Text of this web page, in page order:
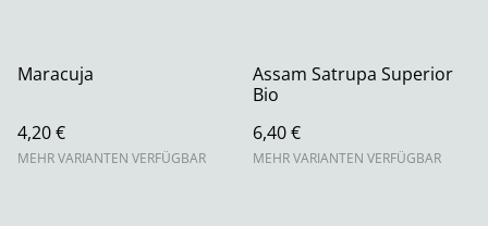
Maracuja
4,20 €
MEHR VARIANTEN VERFÜGBAR
Assam Satrupa Superior
Bio
6,40 €
MEHR VARIANTEN VERFÜGBAR